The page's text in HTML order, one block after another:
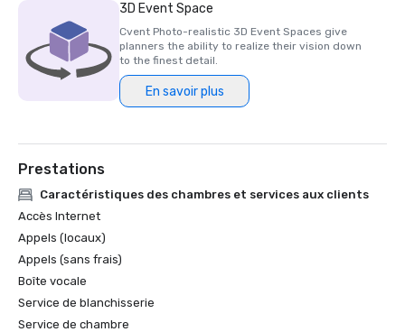
3D Event Space
Cvent Photo-realistic 3D Event Spaces give
planners the ability to realize their vision down
to the finest detail.
En savoir plus
Prestations
Caractéristiques des chambres et services aux clients
Accès Internet
Appels (locaux)
Appels (sans frais)
Boîte vocale
Service de blanchisserie
Service de chambre